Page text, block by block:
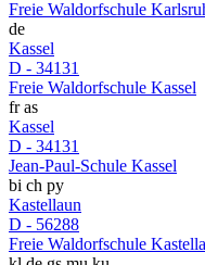
Freie Waldorfschule
de
Kassel
D - 34131
Freie Waldorfschule Kassel
fr as
Kassel
D - 34131
Jean-Paul-Schule Kassel
bi ch py
Kastellaun
D - 56288
Freie Waldorfschule